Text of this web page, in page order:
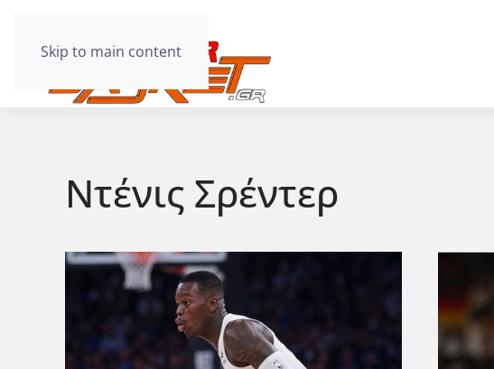
Skip to main content
Ντένις Σρέντερ